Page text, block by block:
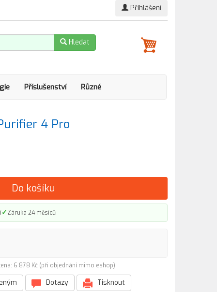
Přihlášení
Hledat
Příslušenství Různé
4 Pro
Do košíku
✓Záruka 24 měsíců
6 878 Kč (při objednání mimo eshop)
Dotazy Tisknout